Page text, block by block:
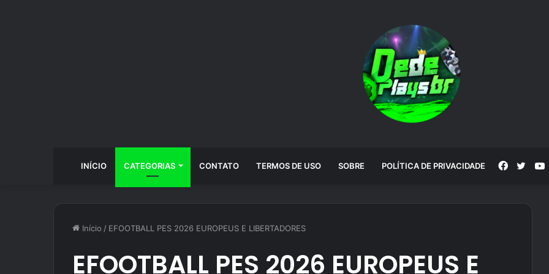
INÍCIO CATEGORIAS CONTATO TERMOS DE USO SOBRE POLÍTICA DE PRIVACIDADE Facebook
Início / EFOOTBALL PES 2026 EUROPEUS E LIBERTADORES
EFOOTBALL PES 2026 EUROPEUS E